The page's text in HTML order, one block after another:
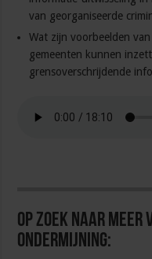
van georganiseerde
Wat zijn voorbeelden
gemeenten kunnen
grensoverschrijdende
Op zoek naar
ondermijning: